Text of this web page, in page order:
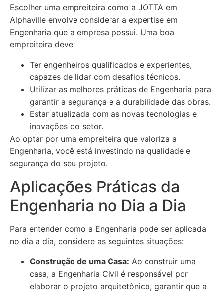
Escolher uma empreiteira como a JOTTA em
Alphaville envolve considerar a expertise em
Engenharia que a empresa possui. Uma boa
empreiteira deve:
Ter engenheiros qualificados e experientes,
capazes de lidar com desafios técnicos.
Utilizar as melhores práticas de Engenharia para
garantir a segurança e a durabilidade das obras.
Estar atualizada com as novas tecnologias e
inovações do setor.
Ao optar por uma empreiteira que valoriza a
Engenharia, você está investindo na qualidade e
segurança do seu projeto.
Aplicações Práticas da
Engenharia no Dia a Dia
Para entender como a Engenharia pode ser aplicada
no dia a dia, considere as seguintes situações:
Construção de uma Casa: Ao construir uma
casa, a Engenharia Civil é responsável por
elaborar o projeto arquitetônico, garantir que a